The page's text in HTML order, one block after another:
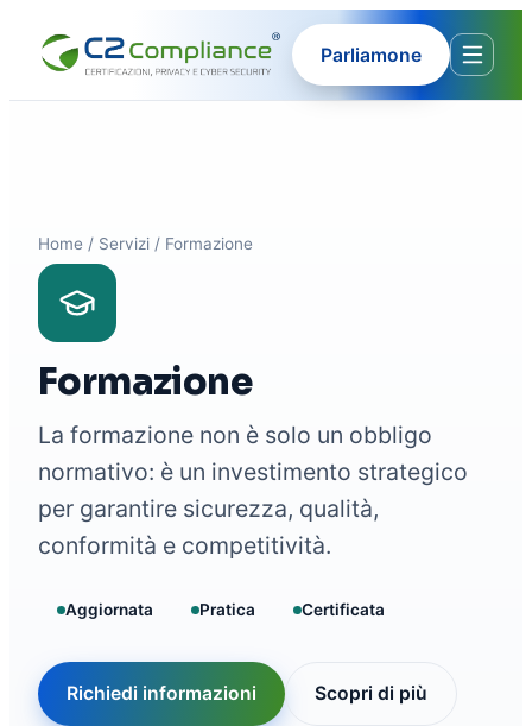
Parliamone
Home / Servizi / Formazione
Formazione
La formazione non è solo un obbligo
normativo: è un investimento strategico
per garantire sicurezza, qualità,
conformità e competitività.
Aggiornata Pratica Certificata
Richiedi informazioni Scopri di più